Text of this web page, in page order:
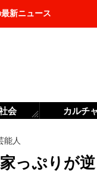
新ニュース
能人
っぷりが逆
会 カルチ